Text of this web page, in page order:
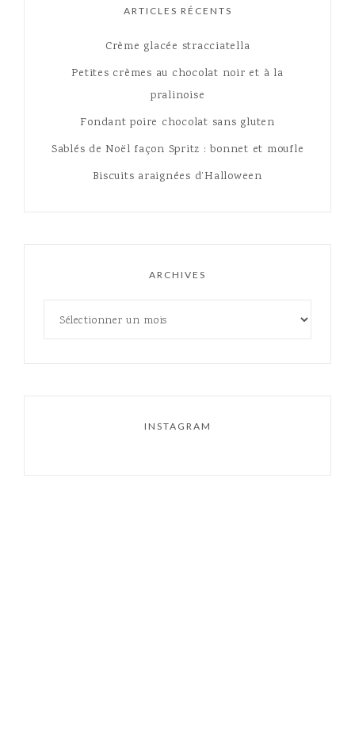
ARTICLES RÉCENTS
Crème glacée stracciatella
Petites crèmes au chocolat noir et à la
pralinoise
Fondant poire chocolat sans gluten
Sablés de Noël façon Spritz : bonnet et moufle
Biscuits araignées d’Halloween
ARCHIVES
INSTAGRAM